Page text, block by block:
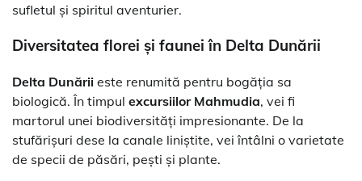
sufletul și spiritul aventurier.
Diversitatea florei și faunei în Delta Dunării
Delta Dunării este renumită pentru bogăția sa
biologică. În timpul excursiilor Mahmudia, vei fi
martorul unei biodiversități impresionante. De la
stufărișuri dese la canale liniștite, vei întâlni o varietate
de specii de păsări, pești și plante.